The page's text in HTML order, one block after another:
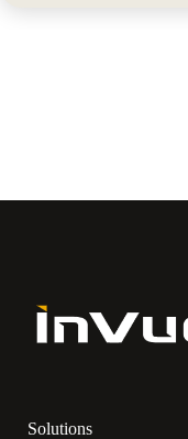
Solutions